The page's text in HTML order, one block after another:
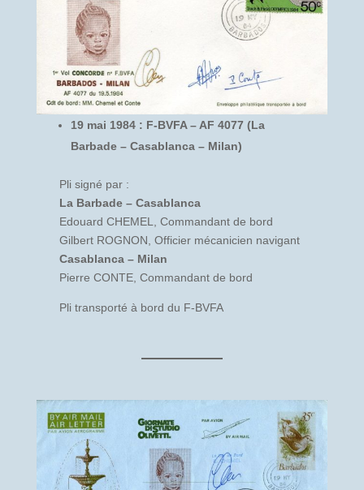
19 mai 1984 : F-BVFA – AF 4077 (La
Barbade – Casablanca – Milan)
Pli signé par :
La Barbade – Casablanca
Edouard CHEMEL, Commandant de bord
Gilbert ROGNON, Officier mécanicien navigant
Casablanca – Milan
Pierre CONTE, Commandant de bord
Pli transporté à bord du F-BVFA